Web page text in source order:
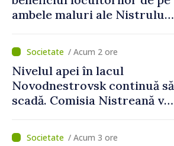
ambele maluri ale Nistrului
viceprim-ministrului cu
reprezentanta rezidentă a
PNUD în Republica Moldova,
Daniela Gasparikova
/ Acum 2 ore
Nivelul apei în lacul
Novodnestrovsk continuă să
scadă. Comisia Nistreană va
/ Acum 3 ore